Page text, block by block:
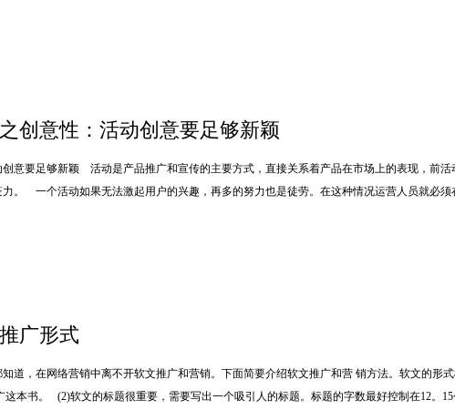
创意性：活动创意要足够新颖
意要足够新颖 活动是产品推广和宣传的主要方式，直接关系着产品在市场上的表现，前
。 一个活动如果无法激起用户的兴趣，再多的努力也是徒劳。在这种情况运营人员就必
广形式
道，在网络营销中离不开软文推广和营销。下面简要介绍软文推广和营 销方法。软文的
这本书。 (2)软文的标题很重要，需要写出一个吸引人的标题。标题的字数最好控制在12。